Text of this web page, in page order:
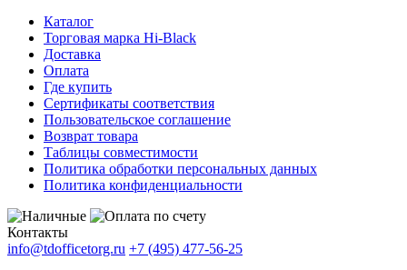
Каталог
Торговая марка Hi-Black
Доставка
Оплата
Где купить
Сертификаты соответствия
Пользовательское соглашение
Возврат товара
Таблицы совместимости
Политика обработки персональных данных
Политика конфиденциальности
Контакты
info@tdofficetorg.ru +7 (495) 477-56-25